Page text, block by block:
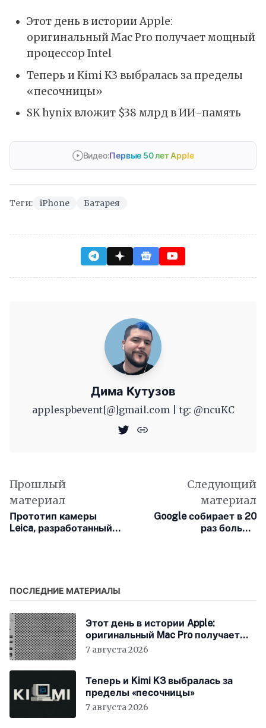
Этот день в истории Apple:
оригинальный Mac Pro получает мощный
процессор Intel
Теперь и Kimi K3 выбралась за пределы
«песочницы»
SK hynix вложит $38 млрд в ИИ-память
Видео:Первые 50 лет Apple
Теги: iPhone Батарея
Дима Кутузов
applespbevent[@]gmail.com | tg: @ncuKC
Прошлый
материал
Прототип камеры
Leica, разработанный
Следующий
материал
Google собирает в 20
раз больше
ПОСЛЕДНИЕ МАТЕРИАЛЫ
Этот день в истории Apple:
оригинальный Mac Pro получает
мощный процессор Intel
7 августа 2026
Теперь и Kimi K3 выбралась за
пределы «песочницы»
7 августа 2026